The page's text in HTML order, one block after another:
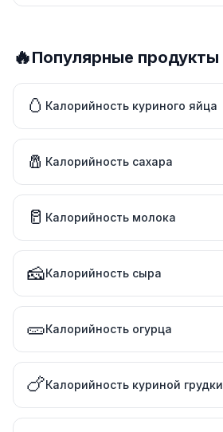
🔥Популярные продукты
🥚 Калорийность куриного яйца
🧂 Калорийность сахара
🥛 Калорийность молока
🧀Калорийность сыра
🥒Калорийность огурца
🍗Калорийность куриной грудки